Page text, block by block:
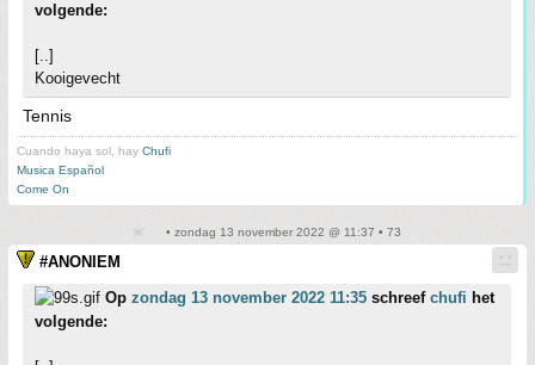
volgende:
[..]
Kooigevecht
Tennis
Cuando haya sol, hay Chufi
Musica Español
Come On
• zondag 13 november 2022 @ 11:37 • 73
#ANONIEM
Op zondag 13 november 2022 11:35 schreef chufi het
volgende: